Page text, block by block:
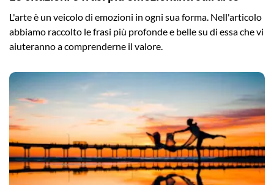
L'arte è un veicolo di emozioni in ogni sua forma. Nell'articolo
abbiamo raccolto le frasi più profonde e belle su di essa che vi
aiuteranno a comprenderne il valore.